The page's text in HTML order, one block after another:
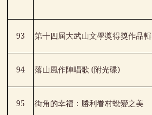
93 第十四屆大武山文學獎得獎作品輯
94 落山風作陣唱歌 (附光碟)
95 街角的幸福：勝利眷村蛻變之美